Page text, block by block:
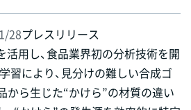
28プレスリリース
活用し、食品業界初の分析技術を開
習により、見分けの難しい合成ゴ
から生じた“かけら”の材質の違い